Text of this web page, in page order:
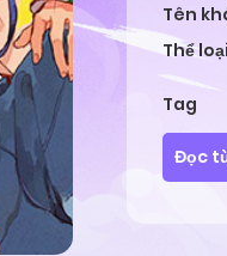
Tên
Thể loại
Tag
Đọc